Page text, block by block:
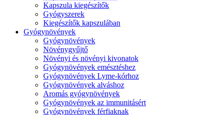
Kapszula kiegészítők
Gyógyszerek
Kiegészítők kapszulában
Gyógynövények
Gyógynövények
Növénygyűjtő
Növényi és növényi kivonatok
Gyógynövények emésztéshez
Gyógynövények Lyme-kórhoz
Gyógynövények alváshoz
Aromás gyógynövények
Gyógynövények az immunitásért
Gyógynövények férfiaknak